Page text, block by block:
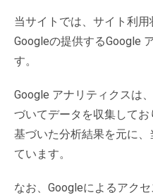
当サイトでは、サイト利用
Googleの提供するGoogle
す。
Google アナリティクスは
づいてデータを収集して
基づいた分析結果を元に
ています。
なお、Googleによるアク